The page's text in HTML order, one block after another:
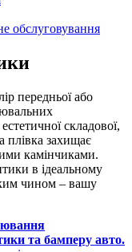
обслуговування
передньої або
складової,
плівка захищає
камінчиками.
в ідеальному
чином – вашу
та бамперу авто.